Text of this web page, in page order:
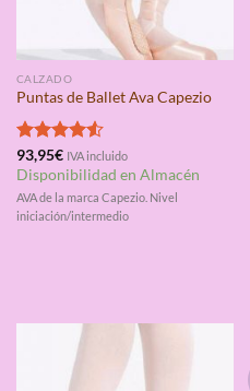
CALZADO
Puntas de Ballet Ava Capezio
Valorado
con4.50
de 5
93,95€ IVA incluido
Disponibilidad en Almacén
AVA de la marca Capezio. Nivel
iniciación/intermedio